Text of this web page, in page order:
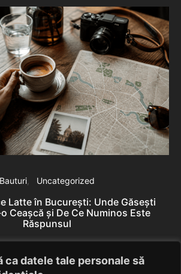
ca datele tale personale să
Bauturi Uncategorized
Latte în București: Unde Găsești
Ceașcă și De Ce Numinos Este
Răspunsul
Nedelcu June 10, 2026